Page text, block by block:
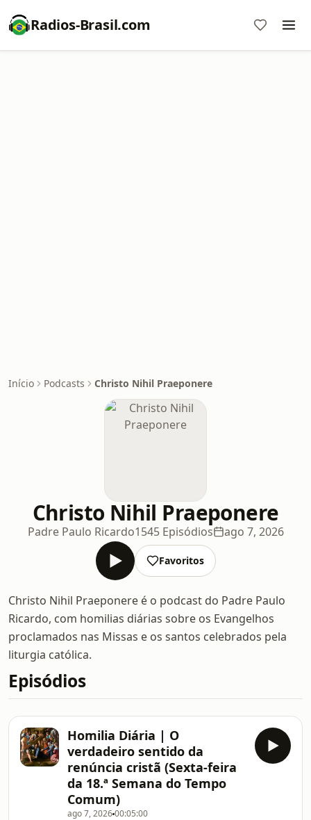
Radios-Brasil.com
Início Podcasts Christo Nihil Praeponere
Christo Nihil Praeponere
Padre Paulo Ricardo1545 Episódios ago 7, 2026
Favoritos
Christo Nihil Praeponere é o podcast do Padre Paulo
Ricardo, com homilias diárias sobre os Evangelhos
proclamados nas Missas e os santos celebrados pela
liturgia católica.
Episódios
Homilia Diária | O
verdadeiro sentido da
renúncia cristã (Sexta-feira
da 18.ª Semana do Tempo
Comum)
ago 7, 202600:05:00